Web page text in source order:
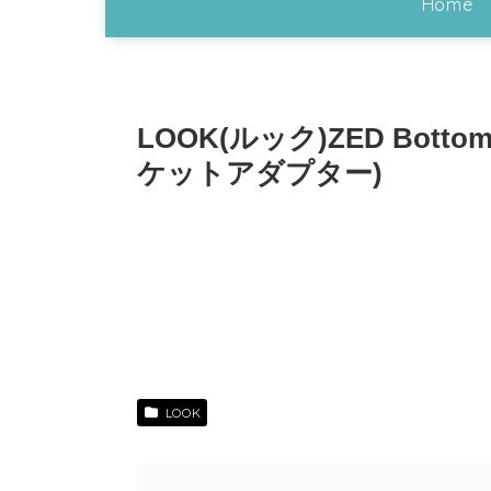
LOOK(ルック)ZED
ケットアダプター)
LOOK